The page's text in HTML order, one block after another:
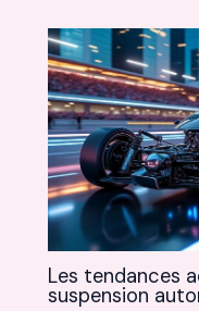
Les tendances
suspension